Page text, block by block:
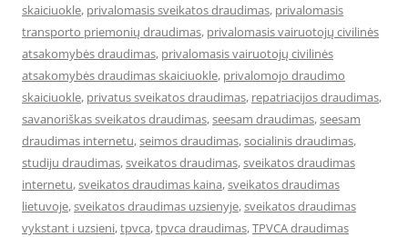
skaiciuokle, privalomasis sveikatos draudimas, privalomasis
transporto priemonių draudimas, privalomasis vairuotojų civilinės
atsakomybės draudimas, privalomasis vairuotojų civilinės
atsakomybės draudimas skaiciuokle, privalomojo draudimo
skaiciuokle, privatus sveikatos draudimas, repatriacijos draudimas,
savanoriškas sveikatos draudimas,seesam draudimas,seesam
draudimas internetu,seimos draudimas,socialinis draudimas,
studiju draudimas,sveikatos draudimas,sveikatos draudimas
internetu,sveikatos draudimas kaina,sveikatos draudimas
lietuvoje,sveikatos draudimas uzsienyje,sveikatos draudimas
vykstant i uzsieni,tpvca,tpvca draudimas,TPVCA draudimas